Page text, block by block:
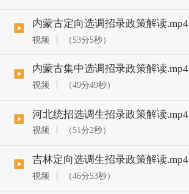
内蒙古定向选调招录政策解读.mp4
视频 （53分5秒）
内蒙古集中选调招录政策解读.mp4
视频 （49分49秒）
河北统招选调生招录政策解读.mp4
视频 （51分2秒）
吉林定向选调生招录政策解读.mp4
视频 （46分53秒）